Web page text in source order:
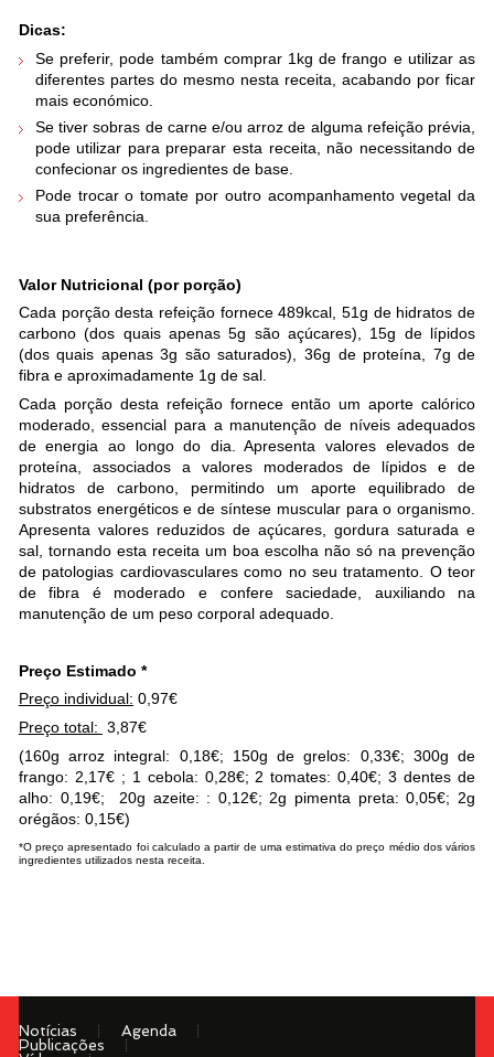
Dicas:
Se preferir, pode também comprar 1kg de frango e utilizar as
diferentes partes do mesmo nesta receita, acabando por ficar
mais económico.
Se tiver sobras de carne e/ou arroz de alguma refeição prévia,
pode utilizar para preparar esta receita, não necessitando de
confecionar os ingredientes de base.
Pode trocar o tomate por outro acompanhamento vegetal da
sua preferência.
Valor Nutricional (por porção)
Cada porção desta refeição fornece 489kcal, 51g de hidratos de
carbono (dos quais apenas 5g são açúcares), 15g de lípidos
(dos quais apenas 3g são saturados), 36g de proteína, 7g de
fibra e aproximadamente 1g de sal.
Cada porção desta refeição fornece então um aporte calórico
moderado, essencial para a manutenção de níveis adequados
de energia ao longo do dia. Apresenta valores elevados de
proteína, associados a valores moderados de lípidos e de
hidratos de carbono, permitindo um aporte equilibrado de
substratos energéticos e de síntese muscular para o organismo.
Apresenta valores reduzidos de açúcares, gordura saturada e
sal, tornando esta receita um boa escolha não só na prevenção
de patologias cardiovasculares como no seu tratamento. O teor
de fibra é moderado e confere saciedade, auxiliando na
manutenção de um peso corporal adequado.
Preço Estimado *
Preço individual: 0,97€
Preço total: 3,87€
(160g arroz integral: 0,18€; 150g de grelos: 0,33€; 300g de
frango: 2,17€ ; 1 cebola: 0,28€; 2 tomates: 0,40€; 3 dentes de
alho: 0,19€; 20g azeite: : 0,12€; 2g pimenta preta: 0,05€; 2g
orégãos: 0,15€)
*O preço apresentado foi calculado a partir de uma estimativa do preço médio dos vários
ingredientes utilizados nesta receita.
Notícias
Agenda
Publicações